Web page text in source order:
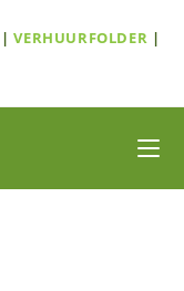
|VERHUURFOLDER |